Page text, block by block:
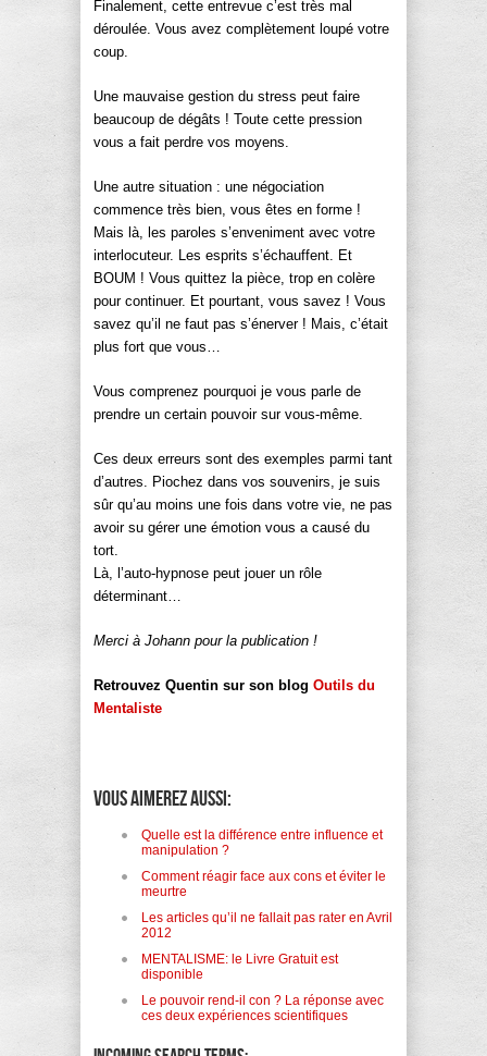
Finalement, cette entrevue c’est très mal
déroulée. Vous avez complètement loupé votre
coup.
Une mauvaise gestion du stress peut faire
beaucoup de dégâts ! Toute cette pression
vous a fait perdre vos moyens.
Une autre situation : une négociation
commence très bien, vous êtes en forme !
Mais là, les paroles s’enveniment avec votre
interlocuteur. Les esprits s’échauffent. Et
BOUM ! Vous quittez la pièce, trop en colère
pour continuer. Et pourtant, vous savez ! Vous
savez qu’il ne faut pas s’énerver ! Mais, c’était
plus fort que vous…
Vous comprenez pourquoi je vous parle de
prendre un certain pouvoir sur vous-même.
Ces deux erreurs sont des exemples parmi tant
d’autres. Piochez dans vos souvenirs, je suis
sûr qu’au moins une fois dans votre vie, ne pas
avoir su gérer une émotion vous a causé du
tort.
Là, l’auto-hypnose peut jouer un rôle
déterminant…
Merci à Johann pour la publication !
Retrouvez Quentin sur son blog Outils du
Mentaliste
Vous aimerez aussi:
Quelle est la différence entre influence et
manipulation ?
Comment réagir face aux cons et éviter le
meurtre
Les articles qu’il ne fallait pas rater en Avril
2012
MENTALISME: le Livre Gratuit est
disponible
Le pouvoir rend-il con ? La réponse avec
ces deux expériences scientifiques